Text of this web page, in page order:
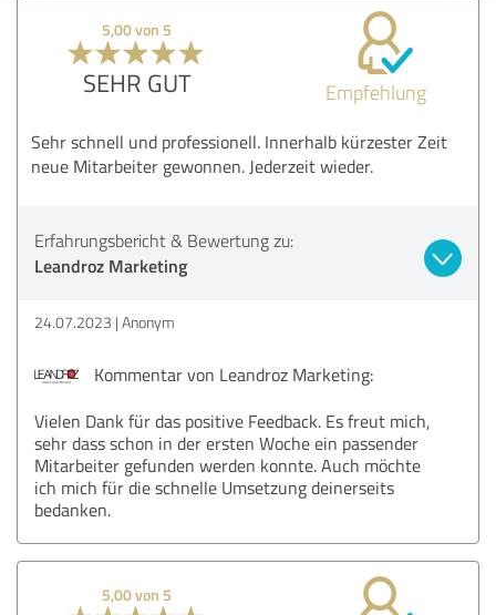
5,00 von 5
SEHR GUT Empfehlung
Sehr schnell und professionell. Innerhalb kürzester Zeit
neue Mitarbeiter gewonnen. Jederzeit wieder.
Erfahrungsbericht & Bewertung zu:
Leandroz Marketing
24.07.2023 Anonym
Kommentar von Leandroz Marketing:
Vielen Dank für das positive Feedback. Es freut mich,
sehr dass schon in der ersten Woche ein passender
Mitarbeiter gefunden werden konnte. Auch möchte
ich mich für die schnelle Umsetzung deinerseits
bedanken.
5,00 von 5